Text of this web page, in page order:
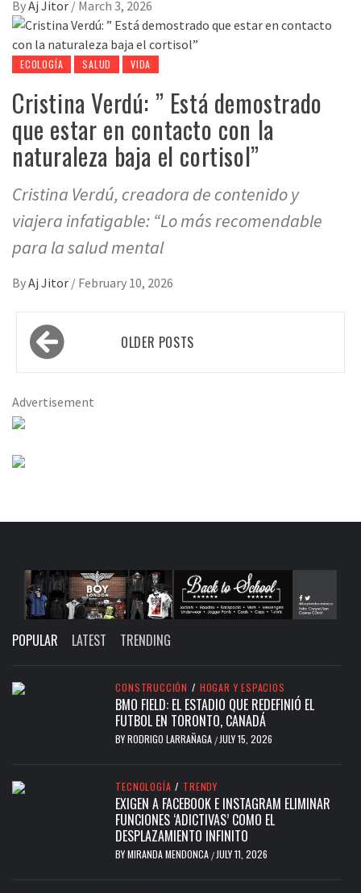
ByAj Jitor / March 3, 2026
ECOLOGÍA SALUD VIDA
Cristina Verdú: ” Está demostrado
que estar en contacto con la
naturaleza baja el cortisol”
Cristina Verdú, creadora de contenido y
viajera infatigable: “Lo más recomendable
para la salud mental
ByAj Jitor / February 10, 2026
Posts
navigation OLDER POSTS
Advertisement
POPULAR LATEST TRENDING
CONSTRUCCIÓN / HOGAR Y ESPACIOS
BMO FIELD: EL ESTADIO QUE REDEFINIÓ EL
FUTBOL EN TORONTO, CANADÁ
BYRODRIGO LARRAÑAGA / JULY 15, 2026
TECNOLOGÍA / TRENDY
EXIGEN A FACEBOOK E INSTAGRAM ELIMINAR
FUNCIONES ‘ADICTIVAS’ COMO EL
DESPLAZAMIENTO INFINITO
BYMIRANDA MENDONCA / JULY 11, 2026